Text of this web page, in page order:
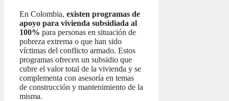
En Colombia, existen programas de
apoyo para vivienda subsidiada al
100% para personas en situación de
pobreza extrema o que han sido
víctimas del conflicto armado. Estos
programas ofrecen un subsidio que
cubre el valor total de la vivienda y se
complementa con asesoría en temas
de construcción y mantenimiento de la
misma.